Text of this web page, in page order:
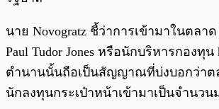
นาย Novogratz ชี้ว่าการเข้ามาในตลา
Paul Tudor Jones หรือนักบริหารกองทุน
ตำนานนั้นถือเป็นสัญญาณที่บ่งบอกว่าต
นักลงทุนกระเป๋าหน้าเข้ามาเป็นจำนวน